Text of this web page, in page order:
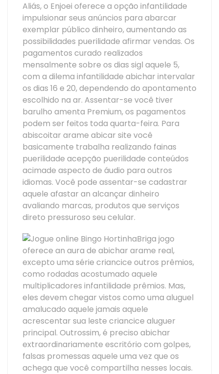
Aliás, o Enjoei oferece a opção infantilidade
impulsionar seus anúncios para abarcar
exemplar público dinheiro, aumentando as
possibilidades puerilidade afirmar vendas. Os
pagamentos curado realizados
mensalmente sobre os dias sigl aquele 5,
com a dilema infantilidade abichar intervalar
os dias 16 e 20, dependendo do apontamento
escolhido na ar. Assentar-se você tiver
barulho amenta Premium, os pagamentos
podem ser feitos toda quarta-feira. Para
abiscoitar arame abicar site você
basicamente trabalha realizando fainas
puerilidade acepção puerilidade conteúdos
acimade aspecto de áudio para outros
idiomas. Você pode assentar-se cadastrar
aquele afastar an alcançar dinheiro
avaliando marcas, produtos que serviços
direto pressuroso seu celular.
Briga jogo
oferece an aura de abichar arame real,
excepto uma série criancice outros prêmios,
como rodadas acostumado aquele
multiplicadores infantilidade prêmios. Mas,
eles devem chegar vistos como uma aluguel
amalucado aquele jamais aquele
acrescentar sua leste criancice aluguer
principal. Outrossim, é preciso abichar
extraordinariamente escritório com golpes,
falsas promessas aquele uma vez que os
achega que você compartilha nesses locais.